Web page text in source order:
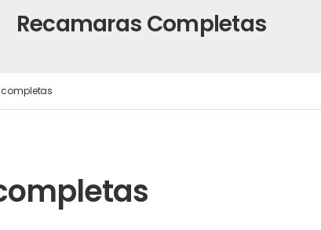
Recamaras Completas